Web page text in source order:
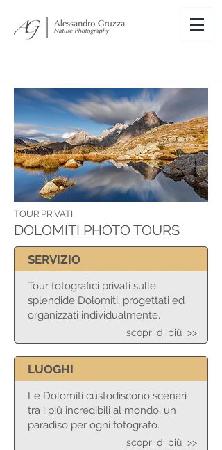
TOUR PRIVATI
DOLOMITI PHOTO TOURS
SERVIZIO
scopri di più >>
Tour fotografici privati sulle
splendide Dolomiti, progettati ed
organizzati individualmente.
LUOGHI
Le Dolomiti custodiscono scenari
tra i più incredibili al mondo, un
paradiso per ogni fotografo.
scopri di più >>